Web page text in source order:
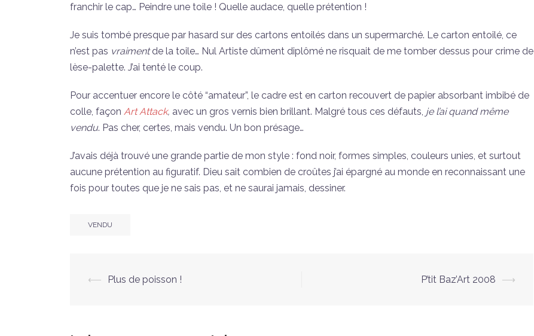
franchir le cap… Peindre une toile ! Quelle audace, quelle prétention !
Je suis tombé presque par hasard sur des cartons entoilés dans un supermarché. Le carton entoilé, ce
n’est pas vraimentde la toile… Nul Artiste dûment diplômé ne risquait de me tomber dessus pour crime de
lèse-palette. J’ai tenté le coup.
Pour accentuer encore le côté “amateur”, le cadre est en carton recouvert de papier absorbant imbibé de
colle, façon Art Attack, avec un gros vernis bien brillant. Malgré tous ces défauts, je l’ai quand même
vendu. Pas cher, certes, mais vendu. Un bon présage…
J’avais déjà trouvé une grande partie de mon style : fond noir, formes simples, couleurs unies, et surtout
aucune prétention au figuratif. Dieu sait combien de croûtes j’ai épargné au monde en reconnaissant une
fois pour toutes que je ne sais pas, et ne saurai jamais, dessiner.
VENDU
Navigation
⟵ Plus de poisson ! P’tit Baz’Art 2008 ⟶